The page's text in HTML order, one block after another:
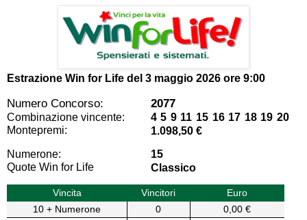
Estrazione Win for Life del 3 maggio 2026 ore 9:00
Numero Concorso: 2077
Combinazione vincente:
4 5 9 11 15 16 17 18 19 20
Montepremi:
1.098,50 €
Numerone:
15
Quote Win for Life
Classico
Vincita Vincitori
Euro
10 + Numerone
0
0,00 €